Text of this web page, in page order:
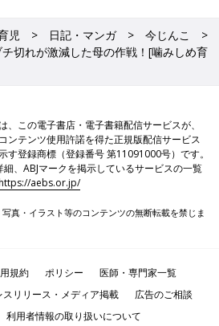
児 日記・マンガ
今じんこ
切れが激減した母の作戦！[噛みしめ育
、この電子書店・電子書籍配信サービスが、
ンテンツ使用許諾を得た正規版配信サービス
す登録商標（登録番号 第11091000号）です。
細、ABJマークを掲示しているサービスの一覧
aebs.or.jp/
真・イラスト等のコンテンツの無断転載を禁じま
規約 ポリシー
医師・専門家一覧
スリリース・メディア掲載
広告のご相談
利用者情報の取り扱いについて